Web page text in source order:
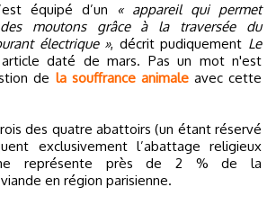
équipé d’un
« appareil qui permet
des moutons grâce à la traversée du
électrique », décrit pudiquement Le
daté de mars. Pas un mot n'est
de la souffrance animaleavec cette
des quatre abattoirs (un étant réservé
exclusivement l’abattage religieux
représente près de 2 % de la
en région parisienne.